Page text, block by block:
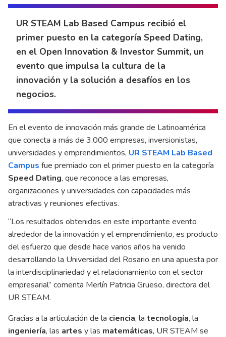
UR STEAM Lab Based Campus recibió el
primer puesto en la categoría Speed Dating,
en el Open Innovation & Investor Summit, un
evento que impulsa la cultura de la
innovación y la solución a desafíos en los
negocios.
En el evento de innovación más grande de Latinoamérica
que conecta a más de 3.000 empresas, inversionistas,
universidades y emprendimientos, UR STEAM Lab Based
Campus fue premiado con el primer puesto en la categoría
Speed Dating, que reconoce a las empresas,
organizaciones y universidades con capacidades más
atractivas y reuniones efectivas.
“Los resultados obtenidos en este importante evento
alrededor de la innovación y el emprendimiento, es producto
del esfuerzo que desde hace varios años ha venido
desarrollando la Universidad del Rosario en una apuesta por
la interdisciplinariedad y el relacionamiento con el sector
empresarial” comenta Merlín Patricia Grueso, directora del
UR STEAM.
Gracias a la articulación de la ciencia, la tecnología, la
ingeniería, las artes y las matemáticas, UR STEAM se